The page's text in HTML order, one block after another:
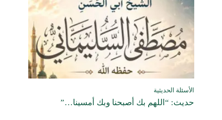
الأسئلة الحديثية
حديث: “اللهم بك أصبحنا وبك أمسينا…”